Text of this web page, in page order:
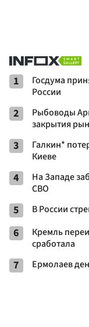
1
Госдума
России
2
Рыбоводы
закрытия
3
Галкин*
Киеве
4
На Западе
СВО
5 В России
6
Кремль
сработала
7 Ермолаев